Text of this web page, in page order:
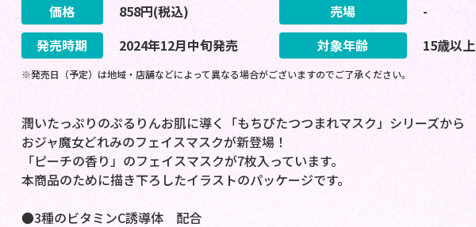
価格 858円(税込) 売場
-
発売時期
2024年12月中旬発売 対象年齢 15歳以上
※発売日（予定）は地域・店舗などによって異なる場合がございますのでご了承ください。
潤いたっぷりのぷるりんお肌に導く「もちぴたつつまれマスク」シリーズから
おジャ魔女どれみのフェイスマスクが新登場！
「ピーチの香り」のフェイスマスクが7枚入っています。
本商品のために描き下ろしたイラストのパッケージです。
●3種のビタミンC誘導体 配合